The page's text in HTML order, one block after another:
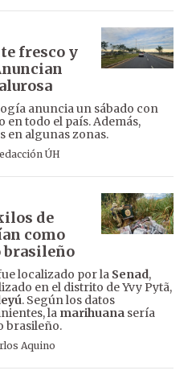
fresco y
anuncia un sábado con
todo el país. Además,
en algunas zonas.
ÚH
de
como
brasileño
localizado por la Senad,
en el distrito de Yvy Pytã,
. Según los datos
la marihuana sería
brasileño.
Aquino